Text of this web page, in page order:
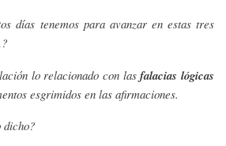
días tenemos para avanzar en estas tres
lo relacionado con las falacias lógicas
esgrimidos en las afirmaciones.
dicho?